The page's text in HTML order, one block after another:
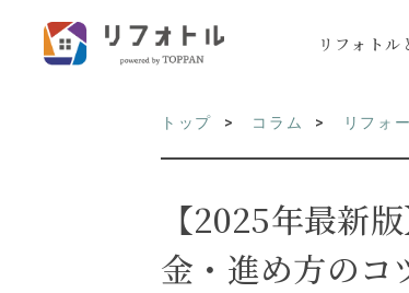
リフォトル
トップ コラム リフォ
【2025年最新
金・進め方のコ